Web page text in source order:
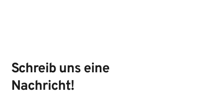
Schreib uns eine
Nachricht!